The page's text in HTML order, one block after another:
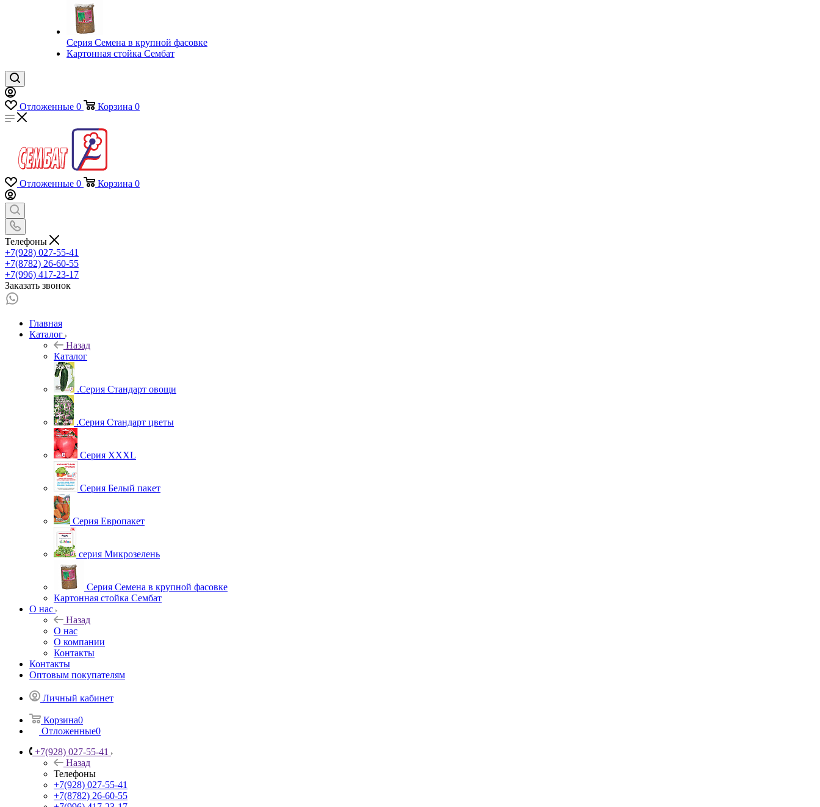
Серия Семена в крупной фасовке
Картонная стойка Сембат
Отложенные 0 Корзина 0
Отложенные 0 Корзина 0
Телефоны
+7(928) 027-55-41
+7(8782) 26-60-55
+7(996) 417-23-17
Заказать звонок
Главная
Каталог
Назад
Каталог
.Серия Стандарт овощи
.Серия Стандарт цветы
Серия XXXL
Серия Белый пакет
Серия Европакет
серия Микрозелень
Серия Семена в крупной фасовке
Картонная стойка Сембат
О нас
Назад
О нас
О компании
Контакты
Контакты
Оптовым покупателям
Личный кабинет
Корзина0
Отложенные0
+7(928) 027-55-41
Назад
Телефоны
+7(928) 027-55-41
+7(8782) 26-60-55